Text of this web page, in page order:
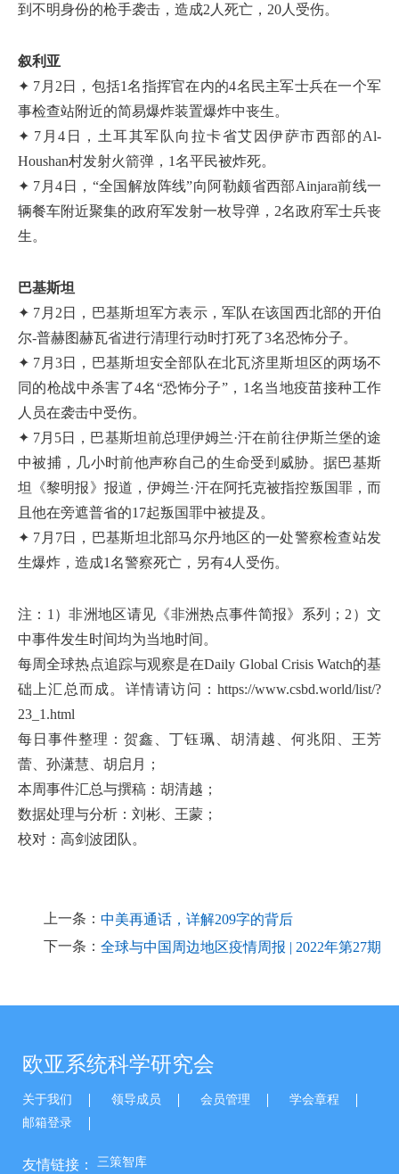
到不明身份的枪手袭击，造成2人死亡，20人受伤。
叙利亚
✦ 7月2日，包括1名指挥官在内的4名民主军士兵在一个军
事检查站附近的简易爆炸装置爆炸中丧生。
✦ 7月4日，土耳其军队向拉卡省艾因伊萨市西部的Al-
Houshan村发射火箭弹，1名平民被炸死。
✦ 7月4日，“全国解放阵线”向阿勒颇省西部Ainjara前线一
辆餐车附近聚集的政府军发射一枚导弹，2名政府军士兵丧
生。
巴基斯坦
✦ 7月2日，巴基斯坦军方表示，军队在该国西北部的开伯
尔-普赫图赫瓦省进行清理行动时打死了3名恐怖分子。
✦ 7月3日，巴基斯坦安全部队在北瓦济里斯坦区的两场不
同的枪战中杀害了4名“恐怖分子”，1名当地疫苗接种工作
人员在袭击中受伤。
✦ 7月5日，巴基斯坦前总理伊姆兰·汗在前往伊斯兰堡的途
中被捕，几小时前他声称自己的生命受到威胁。据巴基斯
坦《黎明报》报道，伊姆兰·汗在阿托克被指控叛国罪，而
且他在旁遮普省的17起叛国罪中被提及。
✦ 7月7日，巴基斯坦北部马尔丹地区的一处警察检查站发
生爆炸，造成1名警察死亡，另有4人受伤。
注：1）非洲地区请见《非洲热点事件简报》系列；2）文
中事件发生时间均为当地时间。
每周全球热点追踪与观察是在Daily Global Crisis Watch的基
础上汇总而成。详情请访问：https://www.csbd.world/list/?
23_1.html
每日事件整理：贺鑫、丁钰珮、胡清越、何兆阳、王芳
蕾、孙潇慧、胡启月；
本周事件汇总与撰稿：胡清越；
数据处理与分析：刘彬、王蒙；
校对：高剑波团队。
上一条： 中美再通话，详解209字的背后
下一条： 全球与中国周边地区疫情周报 | 2022年第27期
欧亚系统科学研究会
关于我们 领导成员 会员管理
学会章程
邮箱登录
友情链接： 三策智库